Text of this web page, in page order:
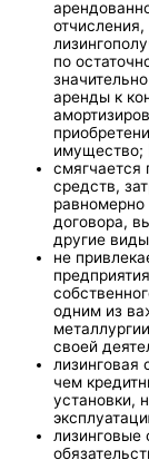
по
аренды к
имущество;
смягчается
средств,
равномерно
договора,
другие
не
одним из
своей
лизинговая
чем
установки,
лизинговые